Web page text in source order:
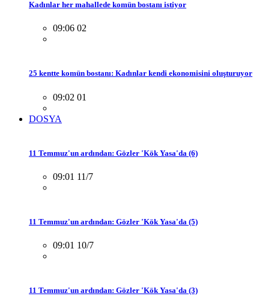
Kadınlar her mahallede komün bostanı istiyor
09:06 02
25 kentte komün bostanı: Kadınlar kendi ekonomisini oluşturuyor
09:02 01
DOSYA
11 Temmuz'un ardından: Gözler 'Kök Yasa'da (6)
09:01 11/7
11 Temmuz'un ardından: Gözler 'Kök Yasa'da (5)
09:01 10/7
11 Temmuz'un ardından: Gözler 'Kök Yasa'da (3)